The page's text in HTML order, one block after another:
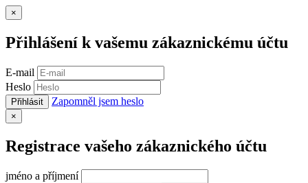
×
Přihlášení k vašemu zákaznickému účtu
E-mail
Heslo
Přihlásit Zapomněl jsem heslo
×
Registrace vašeho zákaznického účtu
jméno a příjmení